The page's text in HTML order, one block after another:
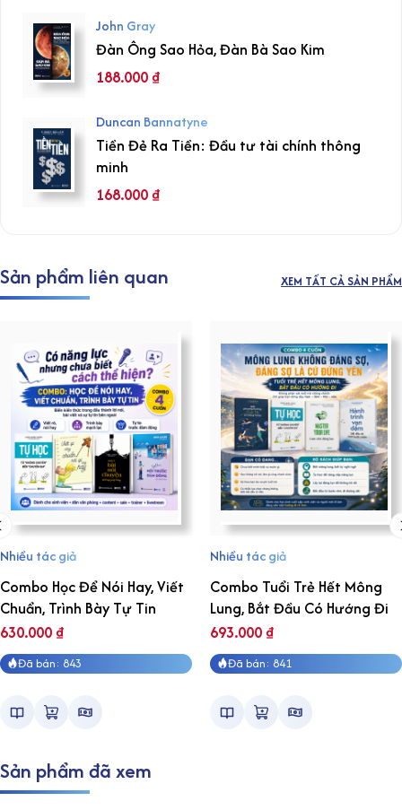
John Gray
Đàn Ông Sao Hỏa, Đàn Bà Sao Kim
188.000₫
Duncan Bannatyne
Tiền Đẻ Ra Tiền: Đầu tư tài chính thông
minh
168.000₫
Sản phẩm liên quan XEM TẤT CẢ SẢN PHẨM
Nhiều tác giả
Combo Học Để Nói Hay, Viết
Chuẩn, Trình Bày Tự Tin
630.000₫
Đã bán: 843
Nhiều tác giả
Combo Tuổi Trẻ Hết Mông
Lung, Bắt Đầu Có Hướng Đi
693.000₫
Đã bán: 841
Sản phẩm đã xem